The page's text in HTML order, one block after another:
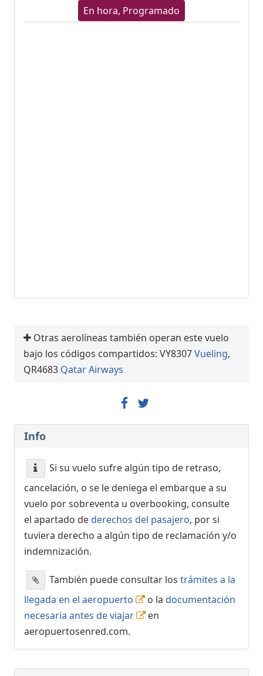
En hora, Programado
Otras aerolíneas también operan este vuelo
bajo los códigos compartidos: VY8307Vueling,
QR4683 Qatar Airways
Info
Si su vuelo sufre algún tipo de retraso,
cancelación, o se le deniega el embarque a su
vuelo por sobreventa u overbooking, consulte
el apartado dederechos del pasajero, por si
tuviera derecho a algún tipo de reclamación y/o
indemnización.
También puede consultar los trámites a la
llegada en el aeropuerto
o la documentación
necesaria antes de viajar
en
aeropuertosenred.com.